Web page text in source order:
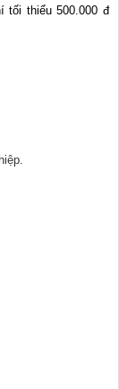
tối thiểu 500.000 đ